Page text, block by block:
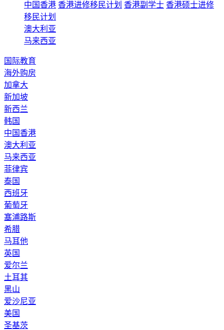
中国香港 香港进修移民计划 香港副学士 香港硕士进修
移民计划
澳大利亚
马来西亚
国际教育
海外购房
加拿大
新加坡
新西兰
韩国
中国香港
澳大利亚
马来西亚
菲律宾
泰国
西班牙
葡萄牙
塞浦路斯
希腊
马耳他
英国
爱尔兰
土耳其
黑山
爱沙尼亚
美国
圣基茨